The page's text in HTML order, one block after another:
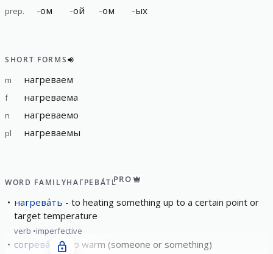
prep. -ом -ой -ом -ых
SHORT FORMS
m нагреваем
f нагреваема
n нагреваемо
pl нагреваемы
WORD FAMILYНАГРЕВА́ТЬPRO
нагрева́ть
to heating something up to a certain point or
target temperature
verb imperfective
согрева́ть to warm (someone or something)